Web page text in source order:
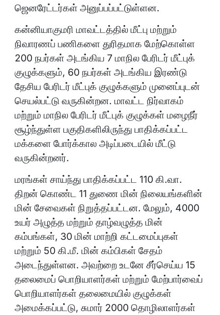
ஜெனரேட்டர்கள் அனுப்பப்பட்டுள்ளன.
கன்னியாகுமரி மாவட்டத்தில் மீட்பு மற்றும்
நிவாரணப் பணிகளை துரிதமாக மேற்கொள்ள
200 நபர்கள் அடங்கிய 7 மாநில பேரிடர் மீட்புக்
குழுக்களும், 60 நபர்கள் அடங்கிய இரண்டு
தேசிய பேரிடர் மீட்புக் குழுக்களும் முனைப்புடன்
செயல்பட்டு வருகின்றன. மாவட்ட நிர்வாகம்
மற்றும் மாநில பேரிடர் மீட்புக் குழுக்கள் மழைநீர்
சூழ்ந்துள்ள பகுதிகளிலிருந்து பாதிக்கப்பட்ட
மக்களை போர்க்கால அடிப்படையில் மீட்டு
வருகின்றனர்.
மரங்கள் சாய்ந்து பாதிக்கப்பட்ட 110 கி.வா.
திறன் கொண்ட 11 துணை மின் நிலையங்களின்
மின் சேவைகள் நிறுத்தப்பட்டன. மேலும், 4000
உயர் அழுத்த மற்றும் தாழ்வழுத்த மின்
கம்பங்கள், 30 மின் மாற்றி கட்டமைப்புகள்
மற்றும் 50 கி.மீ. மின் கம்பிகள் சேதம்
அடைந்துள்ளன. அவற்றை உடனே சீர்செய்ய 15
தலைமைப் பொறியாளர்கள் மற்றும் மேற்பார்வைப்
பொறியாளர்கள் தலைமையில் குழுக்கள்
அமைக்கப்பட்டு, சுமார் 2000 தொழிலாளர்கள்